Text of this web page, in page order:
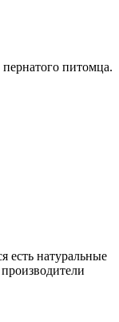
питомца.
есть натуральные